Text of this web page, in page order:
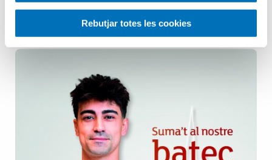
Rebutjar totes les cookies
Salut Mental